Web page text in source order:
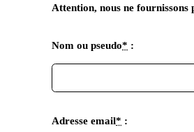
Attention, nous ne fournissons
Nom ou pseudo* :
Adresse email* :